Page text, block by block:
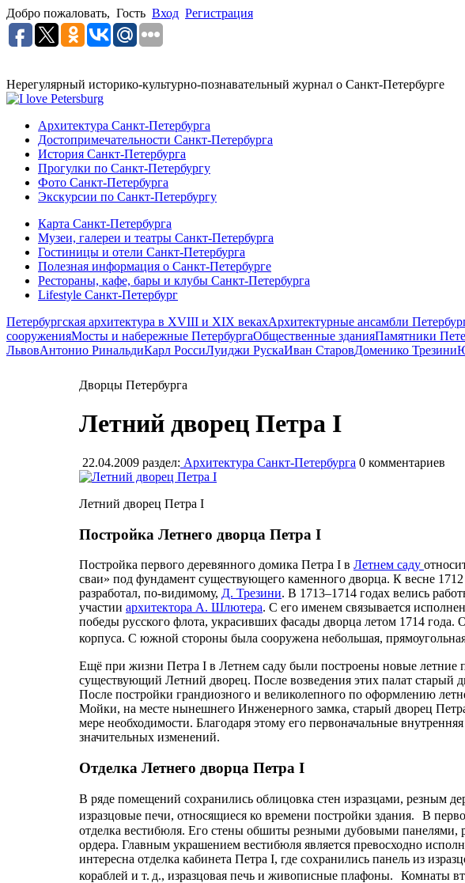
Добро пожаловать, Гость Вход Регистрация
Нерегулярный историко-культурно-познавательный журнал о Санкт-Петербурге
Архитектура Санкт-Петербурга
Достопримечательности Санкт-Петербурга
История Санкт-Петербурга
Прогулки по Санкт-Петербургу
Фото Санкт-Петербурга
Экскурсии по Санкт-Петербургу
Карта Санкт-Петербурга
Музеи, галереи и театры Санкт-Петербурга
Гостиницы и отели Санкт-Петербурга
Полезная информация о Санкт-Петербурге
Рестораны, кафе, бары и клубы Санкт-Петербурга
Lifestyle Санкт-Петербург
Петербургская архитектура в XVIII и XIX векахАрхитектурные ансамбли
сооруженияМосты и набережные ПетербургаОбщественные зданияПамятники
ЛьвовАнтонио РинальдиКарл РоссиЛуиджи РускаИван СтаровДоменико Трезини
Дворцы Петербурга
Летний дворец Петра I
22.04.2009 раздел: Архитектура Санкт-Петербурга 0 комментариев
Летний дворец Петра I
Постройка Летнего дворца Петра I
Постройка первого деревянного домика Петра I в Летнем саду
сваи» под фундамент существующего каменного дворца. К весне
разработал, по-видимому, Д. Трезини. В 1713–1714 годах велись
участии архитектора А. Шлютера. С его именем связывается
победы русского флота, украсивших фасады дворца летом 1714
корпуса. С южной стороны была сооружена небольшая,
Ещё при жизни Петра I в Летнем саду были построены новые летние
существующий Летний дворец. После возведения этих палат старый
После постройки грандиозного и великолепного по оформлению
Мойки, на месте нынешнего Инженерного замка, старый дворец
мере необходимости. Благодаря этому его первоначальные
значительных изменений.
Отделка Летнего дворца Петра I
В ряде помещений сохранились облицовка стен изразцами, резным
изразцовые печи, относящиеся ко времени постройки здания. В
отделка вестибюля. Его стены обшиты резными дубовыми панелями,
ордера. Главным украшением вестибюля является превосходно
интересна отделка кабинета Петра I, где сохранились панель из
кораблей и т. д., изразцовая печь и живописные плафоны. Комнаты